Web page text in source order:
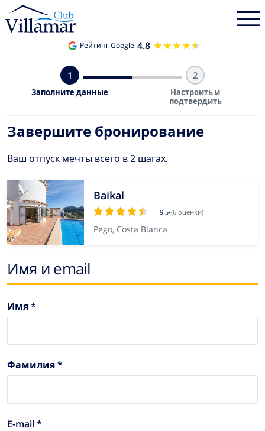
Рейтинг Google 4.8 ★★★★★
★★★★★
1
Заполните данные
2
Настроить и
подтвердить
Завершите бронирование
Ваш отпуск мечты всего в 2 шагах.
Baikal
9.5•(6 оценки)
Pego, Costa Blanca
Имя и email
Имя *
Фамилия *
E-mail *